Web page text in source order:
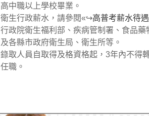
高中職以上學校畢業。
衛生行政薪水，請參閱«↪高普考薪水待遇
行政院衛生福利部、疾病管制署、食品
及各縣市政府衛生局、衛生所等。
錄取人員自取得及格資格起，3年內不得
任職。